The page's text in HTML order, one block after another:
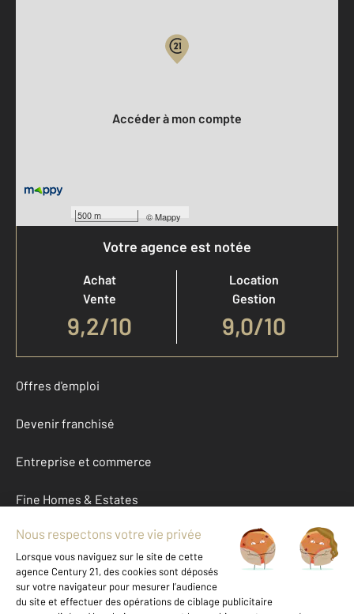
500 m ©Mappy
Accéder à mon compte
Votre agence est notée
Achat
Vente
9,2/10
Location
Gestion
9,0/10
Offres d'emploi
Devenir franchisé
Entreprise et commerce
Fine Homes & Estates
À propos
International